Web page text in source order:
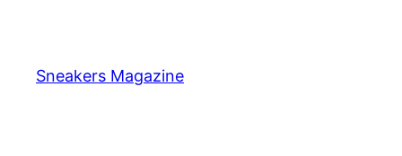
content
Sneakers Magazine